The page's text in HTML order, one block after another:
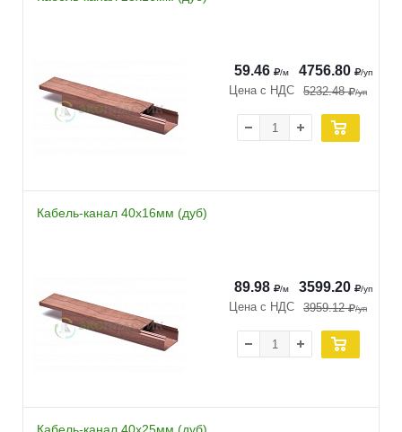
4756.80 /уп
5232.48 /уп
59.46 /м
Цена с НДС
Кабель-канал 40х16мм (дуб)
3599.20 /уп
3959.12 /уп
89.98 /м
Цена с НДС